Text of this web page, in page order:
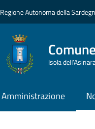
Regione Autonoma della
Isola
Amministrazione